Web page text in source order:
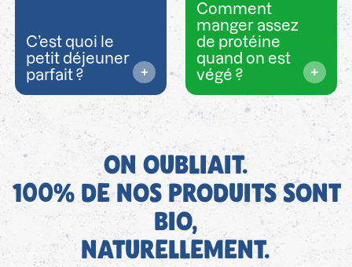
C’est quoi le
petit déjeuner
parfait ?
Comment
manger assez
de protéine
quand on est
végé ?
ON OUBLIAIT.
100% DE NOS PRODUITS SONT
BIO,
NATURELLEMENT.